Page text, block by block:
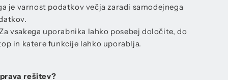
je varnost podatkov večja zaradi samodejnega
Za vsakega uporabnika lahko posebej določite, do
in katere funkcije lahko uporablja.
rešitev?